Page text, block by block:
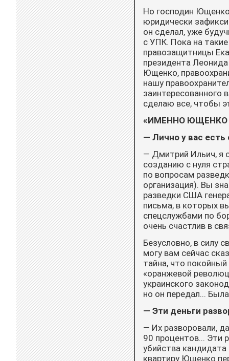
Но господин
юридически
он сделал, уже
с УПК. Пока на такие
правозащитницы
президента
Ющенко,
нашу
заинтересованного
сделаю все, чтобы
«ИМЕННО ЮЩЕНКО
— Лично у вас
— Дмитрий Ильич, я
созданию с нуля
по вопросам
организация). Вы
разведки США
письма, в которых
спецслужбами по
очень счастлив в
Безусловно, в силу
могу вам сейчас
тайна, что покойный
«оранжевой
украинского
но он передал...
— Эти деньги
— Их разворовали,
90 процентов... Эти
убийства
квартиру Ющенко